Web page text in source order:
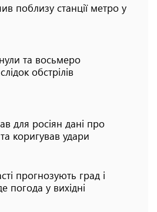
поблизу станції метро у
та восьмеро
обстрілів
для росіян дані про
та коригував удари
прогнозують град і
погода у вихідні